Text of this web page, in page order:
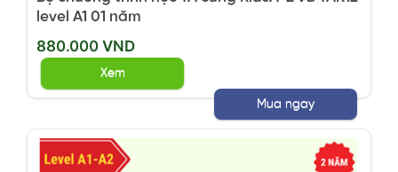
level A1 01 năm
880.000 VND
Xem
Mua ngay